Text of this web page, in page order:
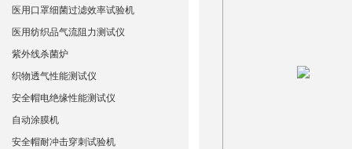
医用口罩细菌过滤效率试验机
医用纺织品气流阻力测试仪
紫外线杀菌炉
织物透气性能测试仪
安全帽电绝缘性能测试仪
自动涂膜机
安全帽耐冲击穿刺试验机